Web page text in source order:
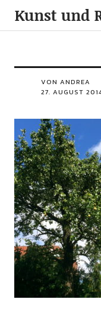
Kunst und
VON ANDREA
27. AUGUST